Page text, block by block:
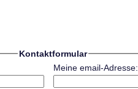
Kontaktformular
Meine email-Adresse: